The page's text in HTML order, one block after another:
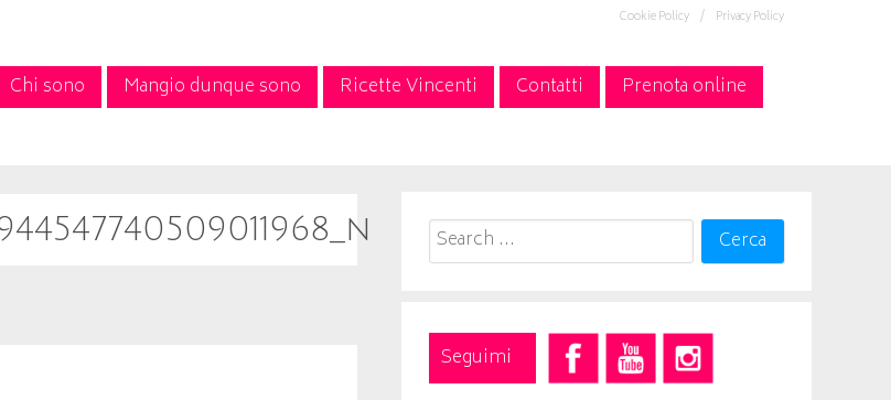
Privacy Policy
Cookie Policy /
Chi sono Mangio dunque sono Ricette Vincenti Contatti Prenota online
Search
for:
Seguimi